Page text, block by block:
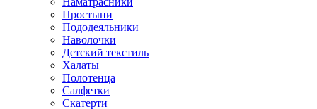
Простыни
Пододеяльники
Наволочки
Детский текстиль
Халаты
Полотенца
Салфетки
Скатерти